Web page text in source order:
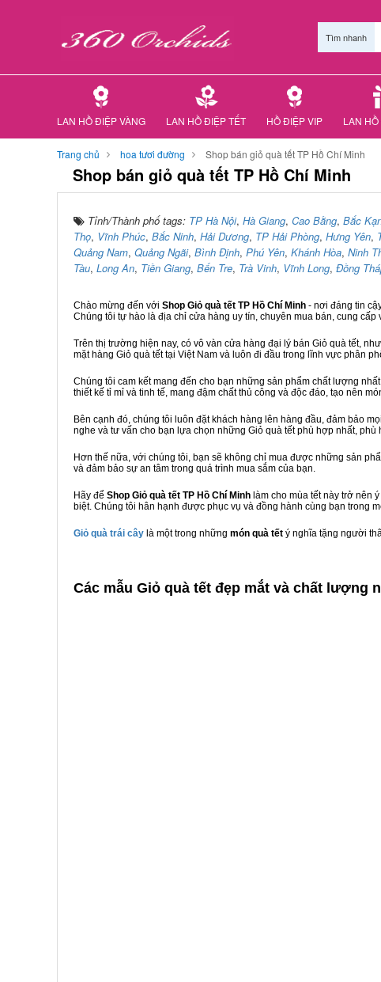
Tìm nhanh
LAN HỒ ĐIỆP VÀNG LAN HỒ ĐIỆP TẾT HỒ ĐIỆP VIP LAN
Trang chủ hoa tươi đường Shop bán giỏ quà tết TP Hồ Chí Minh
Shop bán giỏ quà tết TP Hồ Chí Minh
Tỉnh/Thành phố tags: TP Hà Nội, Hà Giang, Cao Bằng, Bắc
Thọ, Vĩnh Phúc, Bắc Ninh, Hải Dương, TP Hải Phòng, Hưng Yên,
Quảng Nam, Quảng Ngãi, Bình Định, Phú Yên, Khánh Hòa, Ninh
Tàu, Long An, Tiền Giang, Bến Tre, Trà Vinh, Vĩnh Long, Đồng
Chào mừng đến với Shop Giỏ quà tết TP Hồ Chí Minh - nơi đáng tin
Chúng tôi tự hào là địa chỉ cửa hàng uy tín, chuyên mua bán, cung
Trên thị trường hiện nay, có vô vàn cửa hàng đại lý bán Giỏ quà tết,
mặt hàng Giỏ quà tết tại Việt Nam và luôn đi đầu trong lĩnh vực phân
Chúng tôi cam kết mang đến cho bạn những sản phẩm chất lượng
thiết kế tỉ mỉ và tinh tế, mang đậm chất thủ công và độc đáo, tạo nên
Bên cạnh đó, chúng tôi luôn đặt khách hàng lên hàng đầu, đảm bảo
nghe và tư vấn cho bạn lựa chọn những Giỏ quà tết phù hợp nhất,
Hơn thế nữa, với chúng tôi, bạn sẽ không chỉ mua được những sản
và đảm bảo sự an tâm trong quá trình mua sắm của bạn.
Hãy để Shop Giỏ quà tết TP Hồ Chí Minh làm cho mùa tết này trở nên
biệt. Chúng tôi hân hạnh được phục vụ và đồng hành cùng bạn trong
Giỏ quà trái cây là một trong những món quà tết ý nghĩa tặng người
Các mẫu Giỏ quà tết đẹp mắt và chất lượng